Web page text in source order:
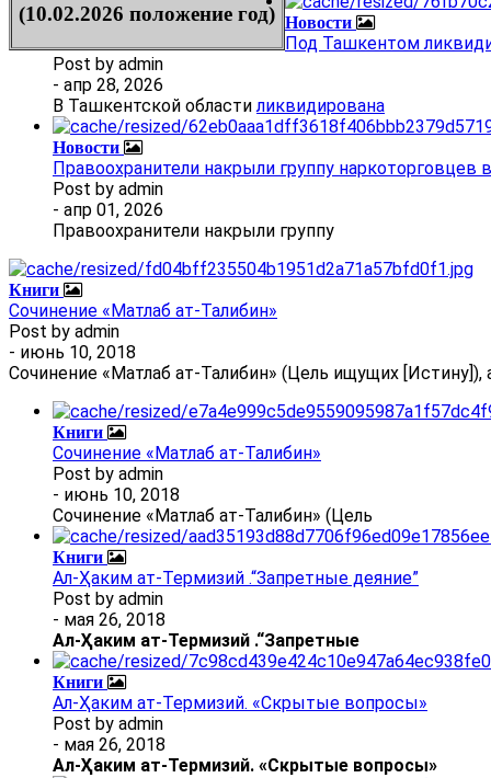
(10.02.2026 положение год) Новости
Под Ташкентом
Post by admin
- апр 28, 2026
В Ташкентской областиликвидирована
Новости
Правоохранители накрыли группу
Post by admin
- апр 01, 2026
Правоохранители накрыли группу
Книги
Сочинение «Матлаб ат-Талибин»
Post by admin
- июнь 10, 2018
Сочинение «Матлаб ат-Талибин» (Цель ищущих
Книги
Сочинение «Матлаб ат-Талибин»
Post by admin
- июнь 10, 2018
Сочинение «Матлаб ат-Талибин» (Цель
Книги
Ал-Ҳаким ат-Термизий .“Запретные деяние”
Post by admin
- мая 26, 2018
Ал-Ҳаким ат-Термизий .“Запретные
Книги
Ал-Ҳаким ат-Термизий. «Скрытые вопросы»
Post by admin
- мая 26, 2018
Ал-Ҳаким ат-Термизий. «Скрытые вопросы»